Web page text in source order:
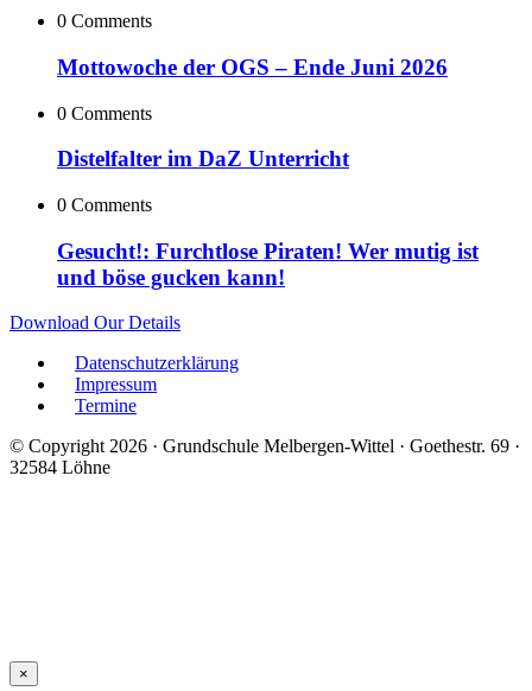
0 Comments
Mottowoche der OGS – Ende Juni 2026
0 Comments
Distelfalter im DaZ Unterricht
0 Comments
Gesucht!: Furchtlose Piraten! Wer mutig ist
und böse gucken kann!
Download Our Details
Datenschutzerklärung
Impressum
Termine
© Copyright 2026 · Grundschule Melbergen-Wittel · Goethestr. 69 ·
32584 Löhne
×